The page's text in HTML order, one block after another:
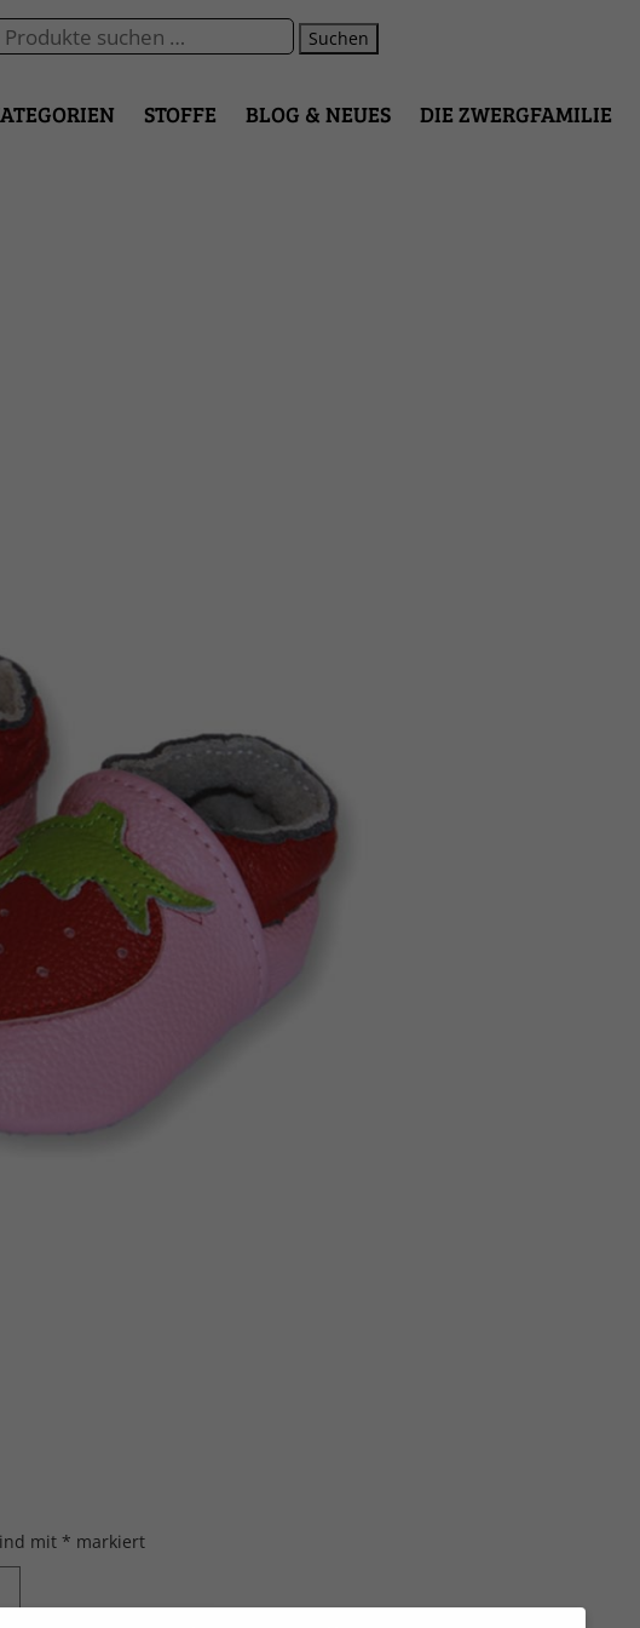
Suchen
STOFFE BLOG & NEUES DIE ZWERGFAMILIE
mit * markiert